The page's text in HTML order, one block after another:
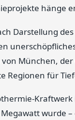
hänge
Darstellung
von München,
Regionen für
wurde